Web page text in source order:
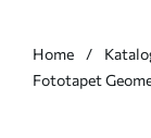
Home